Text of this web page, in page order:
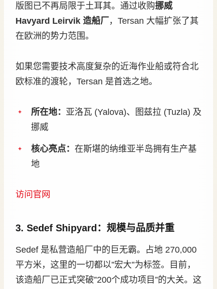
版图已不再局限于土耳其。通过收购挪威
Havyard Leirvik 造船厂，Tersan 大幅扩张了其
在欧洲的势力范围。
如果您需要技术高度复杂的近海作业船或符合北
欧标准的渡轮，Tersan 是首选之地。
所在地： 亚洛瓦 (Yalova)、图兹拉 (Tuzla) 及
挪威
核心亮点： 在斯堪的纳维亚半岛拥有生产基
地
访问官网
3. Sedef Shipyard：规模与品质并重
Sedef 是私营造船厂中的巨无霸。占地 270,000
平方米，这里的一切都以”宏大”为标签。目前，
该造船厂已正式突破”200个成功项目”的大关。这